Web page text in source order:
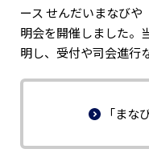
ース せんだいまなび
明会を開催しました。
明し、受付や司会進行
「まな